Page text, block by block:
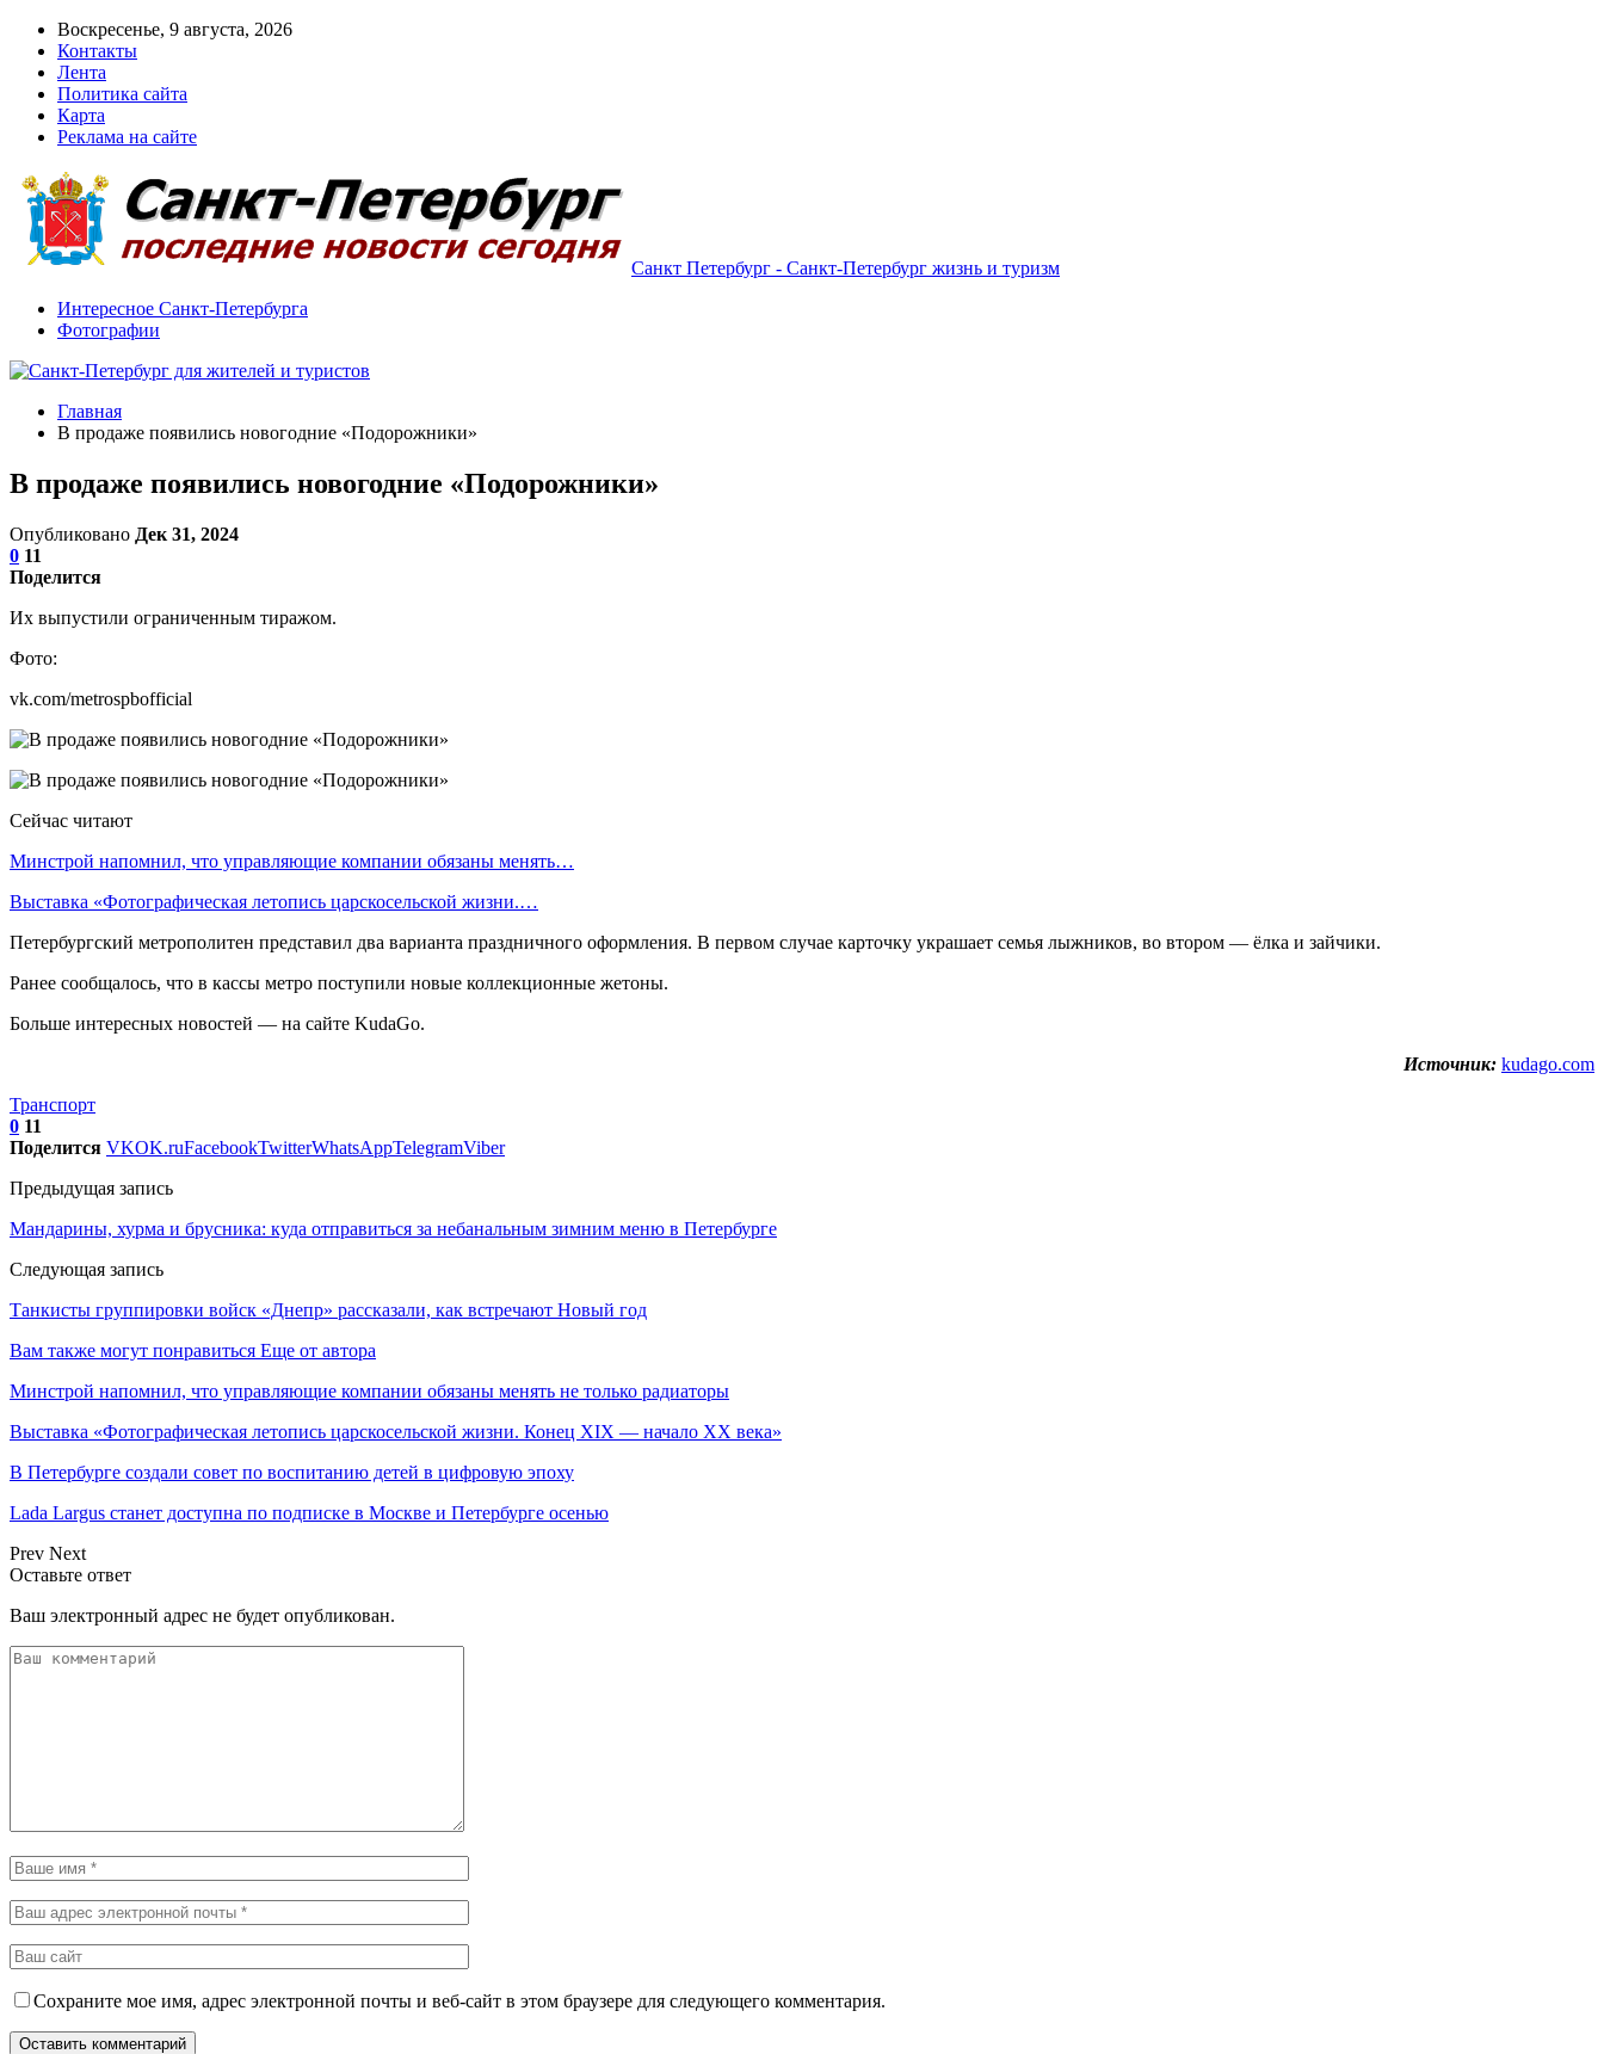
Воскресенье, 9 августа, 2026
Контакты
Лента
Политика сайта
Карта
Реклама на сайте
Санкт Петербург - Санкт-Петербург жизнь и туризм
Интересное Санкт-Петербурга
Фотографии
Главная
В продаже появились новогодние «Подорожники»
В продаже появились новогодние «Подорожники»
Опубликовано Дек 31, 2024
0 11
Поделится
Их выпустили ограниченным тиражом.
Фото:
vk.com/metrospbofficial
Сейчас читают
Минстрой напомнил, что управляющие компании обязаны менять…
Выставка «Фотографическая летопись царскосельской жизни.…
Петербургский метрополитен представил два варианта праздничного оформления. В первом случае карточку украшает семья лыжников, во втором — ёлка и зайчики.
Ранее сообщалось, что в кассы метро поступили новые коллекционные жетоны.
Больше интересных новостей — на сайте KudaGo.
Источник: kudago.com
Транспорт
0 11
Поделится VKOK.ruFacebookTwitterWhatsAppTelegramViber
Предыдущая запись
Мандарины, хурма и брусника: куда отправиться за небанальным зимним меню в Петербурге
Следующая запись
Танкисты группировки войск «Днепр» рассказали, как встречают Новый год
Вам также могут понравиться Еще от автора
Минстрой напомнил, что управляющие компании обязаны менять не только радиаторы
Выставка «Фотографическая летопись царскосельской жизни. Конец XIX — начало XX века»
В Петербурге создали совет по воспитанию детей в цифровую эпоху
Lada Largus станет доступна по подписке в Москве и Петербурге осенью
Prev Next
Оставьте ответ
Ваш электронный адрес не будет опубликован.
Сохраните мое имя, адрес электронной почты и веб-сайт в этом браузере для следующего комментария.